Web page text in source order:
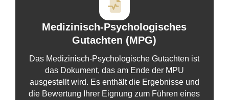
Medizinisch-Psychologisches
Gutachten (MPG)
Das Medizinisch-Psychologische Gutachten ist
das Dokument, das am Ende der MPU
ausgestellt wird. Es enthält die Ergebnisse und
die Bewertung Ihrer Eignung zum Führen eines